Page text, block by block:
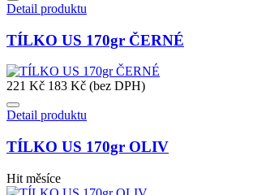
Detail produktu
TÍLKO US 170gr ČERNÉ
221 Kč 183 Kč (bez DPH)
Detail produktu
TÍLKO US 170gr OLIV
Hit měsíce